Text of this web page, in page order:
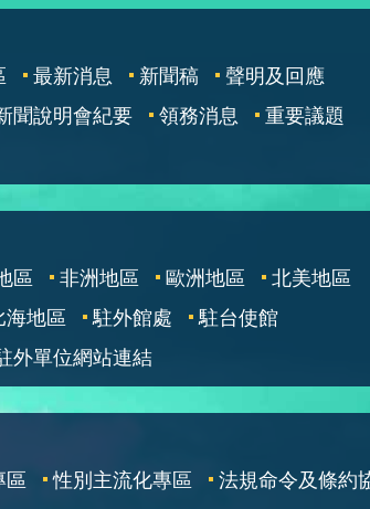
最新消息 新聞稿
聲明及回應
聞說明會紀要 領務消息
重要議題
區 非洲地區 歐洲地區
北美地區
海地區
駐外館處
駐台使館
外單位網站連結
區 性別主流化專區
法規命令及條約